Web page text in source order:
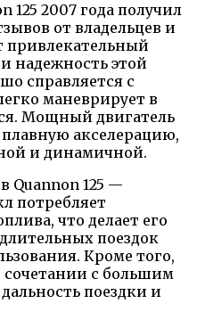
125 2007 года получил
от владельцев и
привлекательный
надежность этой
справляется с
маневрирует в
Мощный двигатель
акселерацию,
и динамичной.
Quannon 125 —
потребляет
что делает его
поездок
Кроме того,
сочетании с большим
поездки и